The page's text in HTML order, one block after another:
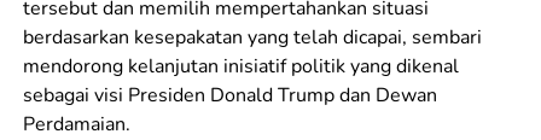
tersebut dan memilih mempertahankan situasi
berdasarkan kesepakatan yang telah dicapai, sembari
mendorong kelanjutan inisiatif politik yang dikenal
sebagai visi Presiden Donald Trump dan Dewan
Perdamaian.